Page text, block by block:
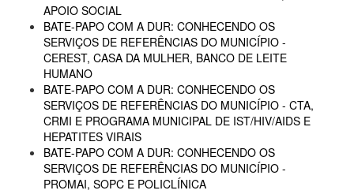
APOIO SOCIAL
BATE-PAPO COM A DUR: CONHECENDO OS
SERVIÇOS DE REFERÊNCIAS DO MUNICÍPIO -
CEREST, CASA DA MULHER, BANCO DE LEITE
HUMANO
BATE-PAPO COM A DUR: CONHECENDO OS
SERVIÇOS DE REFERÊNCIAS DO MUNICÍPIO - CTA,
CRMI E PROGRAMA MUNICIPAL DE IST/HIV/AIDS E
HEPATITES VIRAIS
BATE-PAPO COM A DUR: CONHECENDO OS
SERVIÇOS DE REFERÊNCIAS DO MUNICÍPIO -
PROMAI, SOPC E POLICLÍNICA